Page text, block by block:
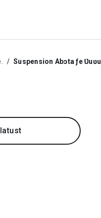
Suspension Abɔta ƒe Ʋuʋu